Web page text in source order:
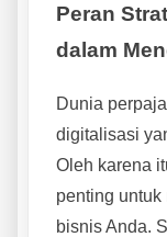
Peran
dalam
Dunia
digitalisasi
Oleh karena
penting untuk
bisnis Anda.